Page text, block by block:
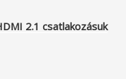
2.1 csatlakozásuk